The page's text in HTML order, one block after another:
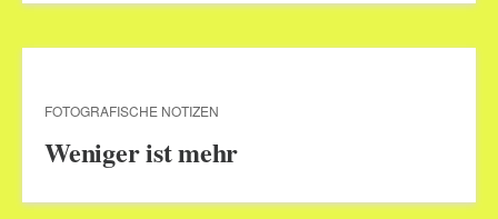
FOTOGRAFISCHE NOTIZEN
Weniger ist mehr